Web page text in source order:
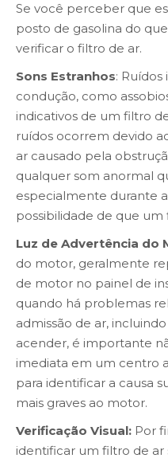
Se você perceber que
posto de gasolina do
verificar o filtro de ar.
Sons Estranhos:
condução, como
indicativos de um filtro
ruídos ocorrem devido
ar causado pela
qualquer som anormal
especialmente durante
possibilidade de que um
Luz de Advertência do
do motor, geralmente
de motor no painel de
quando há problemas
admissão de ar,
acender, é importante
imediata em um centro
para identificar a causa
mais graves ao motor.
Verificação Visual: Por
identificar um filtro de ar